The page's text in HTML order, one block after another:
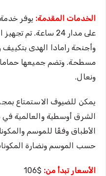
الخدمات المقدمة: يوفر
على مدار 24 ساعة.
وأجنحة رامادا الهدى
مسطحة. وتضم جميعها
ونعال.
يمكن للضيوف الاستمتاع
الشرق أوسطية والعالمية
الأطباق وفقًا للموسم
حسب الموسم ونضارة
الأسعار تبدأ من: $106